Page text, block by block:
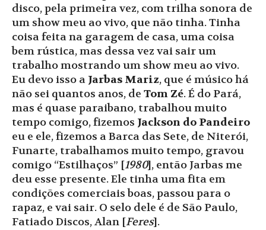
disco, pela primeira vez, com trilha sonora de
um show meu ao vivo, que não tinha. Tinha
coisa feita na garagem de casa, uma coisa
bem rústica, mas dessa vez vai sair um
trabalho mostrando um show meu ao vivo.
Eu devo isso a Jarbas Mariz, que é músico há
não sei quantos anos, de Tom Zé. É do Pará,
mas é quase paraibano, trabalhou muito
tempo comigo, fizemos Jackson do Pandeiro
eu e ele, fizemos a Barca das Sete, de Niterói,
Funarte, trabalhamos muito tempo, gravou
comigo “Estilhaços” [1980], então Jarbas me
deu esse presente. Ele tinha uma fita em
condições comerciais boas, passou para o
rapaz, e vai sair. O selo dele é de São Paulo,
Fatiado Discos, Alan [Feres].